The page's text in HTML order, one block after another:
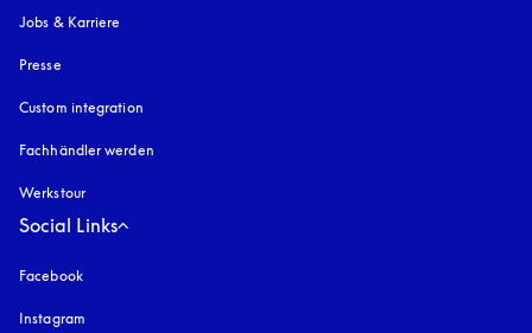
Jobs & Karriere
Presse
Custom integration
Fachhändler werden
Werkstour
Social Links
Facebook
Instagram